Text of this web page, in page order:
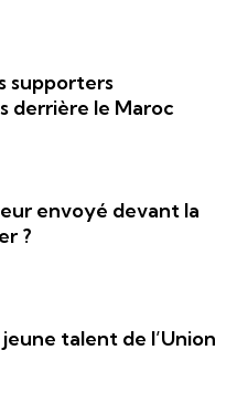
supporters
derrière le Maroc
envoyé devant la
?
talent de l’Union